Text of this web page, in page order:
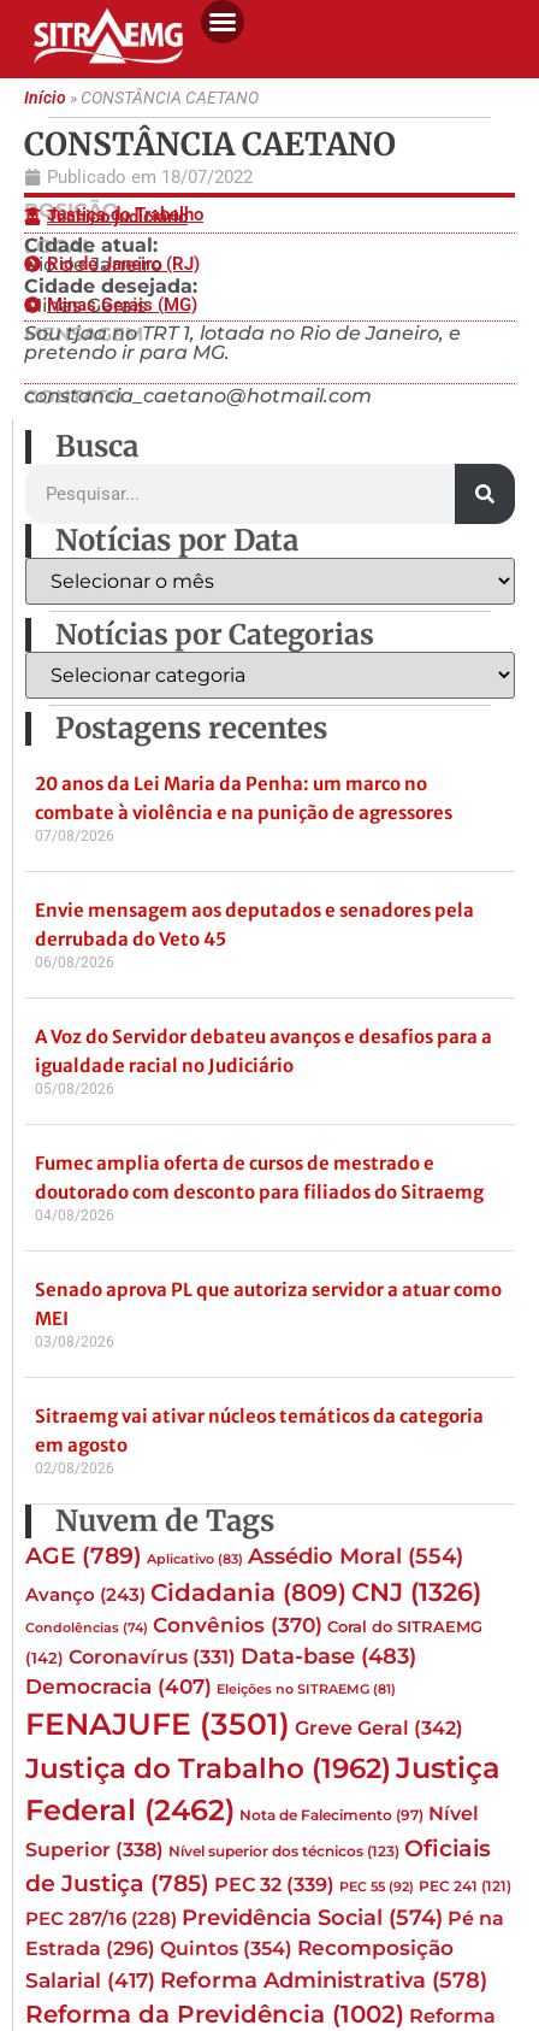
Início» CONSTÂNCIA CAETANO
CONSTÂNCIA CAETANO
Publicado em 18/07/2022
POSIÇÃO
Justiça do Trabalho
Técnico judiciário
LOCAL
Cidade atual:
Rio de Janeiro
Rio de Janeiro (RJ)
Cidade desejada:
Minas Gerais
Minas Gerais (MG)
MENSAGEM
Sou tjaa no TRT 1, lotada no Rio de Janeiro, e
pretendo ir para MG.
CONTATO
constancia_caetano@hotmail.com
Busca
Notícias por Data
Notícias por Categorias
Postagens recentes
20 anos da Lei Maria da Penha: um marco no
combate à violência e na punição de agressores
07/08/2026
Envie mensagem aos deputados e senadores pela
derrubada do Veto 45
06/08/2026
A Voz do Servidor debateu avanços e desafios para a
igualdade racial no Judiciário
05/08/2026
Fumec amplia oferta de cursos de mestrado e
doutorado com desconto para filiados do Sitraemg
04/08/2026
Senado aprova PL que autoriza servidor a atuar como
MEI
03/08/2026
Sitraemg vai ativar núcleos temáticos da categoria
em agosto
02/08/2026
Nuvem de Tags
AGE (789) Aplicativo (83) Assédio Moral (554)
Avanço (243) Cidadania (809) CNJ (1326)
Condolências (74) Convênios (370) Coral do SITRAEMG
(142) Coronavírus (331) Data-base (483)
Democracia (407) Eleições no SITRAEMG (81)
FENAJUFE (3501) Greve Geral (342)
Justiça do Trabalho (1962) Justiça
Federal (2462) Nota de Falecimento (97) Nível
Superior (338) Nível superior dos técnicos (123) Oficiais
de Justiça (785) PEC 32 (339) PEC 55 (92) PEC 241 (121)
PEC 287/16 (228) Previdência Social (574) Pé na
Estrada (296) Quintos (354) Recomposição
Salarial (417) Reforma Administrativa (578)
Reforma da Previdência (1002) Reforma